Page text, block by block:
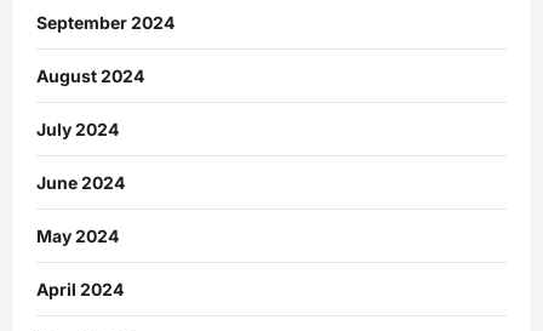
September 2024
August 2024
July 2024
June 2024
May 2024
April 2024